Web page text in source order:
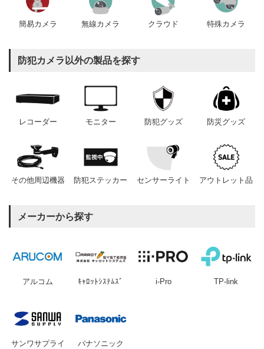
簡易カメラ 無線カメラ クラウド 特殊カメラ
防犯カメラ以外の製品を探す
レコーダー モニター 防犯グッズ 防災グッズ
その他周辺機器 防犯ステッカー センサーライト アウトレット品
メーカーから探す
アルコム ｷｬﾛｯﾄｼｽﾃﾑｽﾞ i-Pro TP-link
サンワサプライ パナソニック